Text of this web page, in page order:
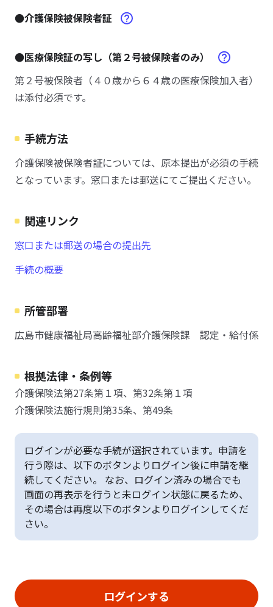
●介護保険被保険者証
●医療保険証の写し（第２号被保険者のみ）
第２号被保険者（４０歳から６４歳の医療保険加入者）
は添付必須です。
手続方法
介護保険被保険者証については、原本提出が必須の手続
となっています。窓口または郵送にてご提出ください。
関連リンク
窓口または郵送の場合の提出先
手続の概要
所管部署
広島市健康福祉局高齢福祉部介護保険課 認定・給付係
根拠法律・条例等
介護保険法第27条第１項、第32条第１項
介護保険法施行規則第35条、第49条
ログインが必要な手続が選択されています。申請を
行う際は、以下のボタンよりログイン後に申請を継
続してください。 なお、ログイン済みの場合でも
画面の再表示を行うと未ログイン状態に戻るため、
その場合は再度以下のボタンよりログインしてくだ
さい。